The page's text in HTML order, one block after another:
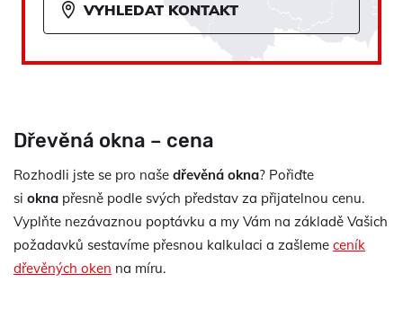
VYHLEDAT KONTAKT
Dřevěná okna – cena
Rozhodli jste se pro naše dřevěná okna? Pořiďte
si okna přesně podle svých představ za přijatelnou cenu.
Vyplňte nezávaznou poptávku a my Vám na základě Vašich
požadavků sestavíme přesnou kalkulaci a zašleme ceník
dřevěných oken na míru.